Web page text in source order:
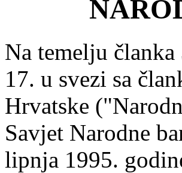
Na temelju
17. u svezi sa
Hrvatske
Savjet Narodne
lipnja 1995.